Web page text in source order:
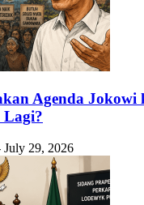
Agenda Jokowi
Lagi?
July 29, 2026